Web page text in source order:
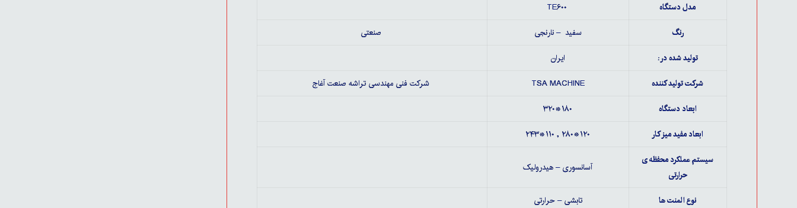
مدل دستگاه
رنگ
سفید – نارنجی
صنعتی
تولید شده در :
ایران
شرکت تولید کننده
TSA MACHINE
شرکت فنی مهندسی تراشه صنعت آغاج
ابعاد دستگاه
۱۸۰*۳۲۰
ابعاد مفید میز کار
۱۲۰*۲۸۰ , ۱۱۰*۲۴۳
سیستم عملکرد محفظه ی
حرارتی
آسانسوری – هیدرولیک
نوع المنت ها
تابشی – حرارتی